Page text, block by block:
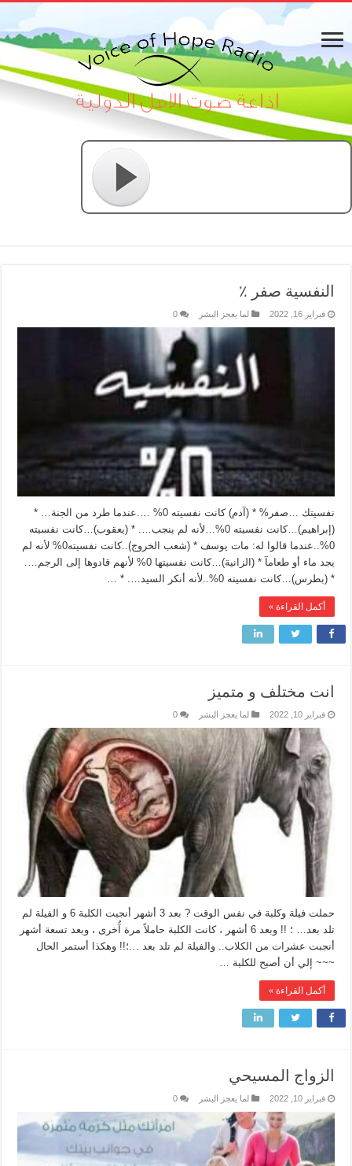
النفسية صفر ٪
فبراير 16, 2022 لما يعجز البشر 0
نفسيتك …صفر% * (آدم) كانت نفسيته 0% ….عندما طرد من الجنة… *
(إبراهيم)…كانت نفسيته 0%…لأنه لم ينجب…. * (يعقوب)…كانت نفسيته
0%..عندما قالوا له: مات يوسف * (شعب الخروج)..كانت نفسيته0% لأنه لم
يجد ماء أو طعامآ * (الزانية)…كانت نفسيتها 0% لأنهم قادوها إلى الرجم….
* (بطرس)…كانت نفسيته 0%..لأنه أنكر السيد…. * …
أكمل القراءة »
انت مختلف و متميز
فبراير 10, 2022 لما يعجز البشر 0
حملت فيلة وكلبة في نفس الوقت ? بعد 3 أشهر أنجبت الكلبة 6 و الفيلة لم
تلد بعد… ؛ !! وبعد 6 أشهر ، كانت الكلبة حاملاً مرة آُخرى ، وبعد تسعة أشهر
أنجبت عشرات من الكلاب.. والفيلة لم تلد بعد …؛!! وهكذا أستمر الحال
~~~ إلي أن أصبح للكلبة …
أكمل القراءة »
الزواج المسيحي
فبراير 10, 2022 لما يعجز البشر 0